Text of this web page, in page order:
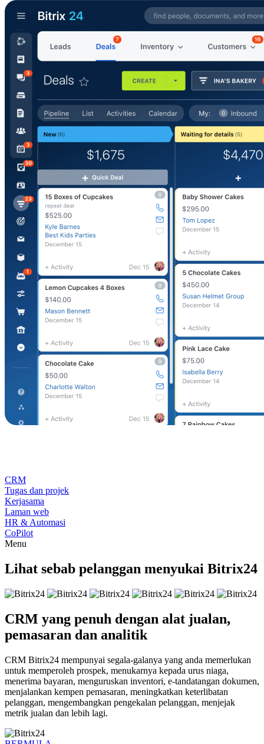
CRM
Tugas dan projek
Kerjasama
Laman web
HR & Automasi
CoPilot
Menu
Lihat sebab pelanggan menyukai Bitrix24
CRM yang penuh dengan alat jualan,
pemasaran dan analitik
CRM Bitrix24 mempunyai segala-galanya yang anda memerlukan
untuk memperoleh prospek, menukarnya kepada urus niaga,
menerima bayaran, menguruskan inventori, e-tandatangan dokumen,
menjalankan kempen pemasaran, meningkatkan keterlibatan
pelanggan, mengembangkan pengekalan pelanggan, menjejak
metrik jualan dan lebih lagi.